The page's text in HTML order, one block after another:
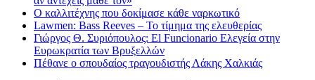
Ο καλλιτέχνης που δοκίμασε κάθε ναρκωτικό
Lawmen: Bass Reeves – Το τίμημα της ελευθερίας
Γιώργος Θ. Συριόπουλος: El Funcionario Ελεγεία στην
Ευρωκρατία των Βρυξελλών
Πέθανε ο σπουδαίος τραγουδιστής Λάκης Χαλκιάς